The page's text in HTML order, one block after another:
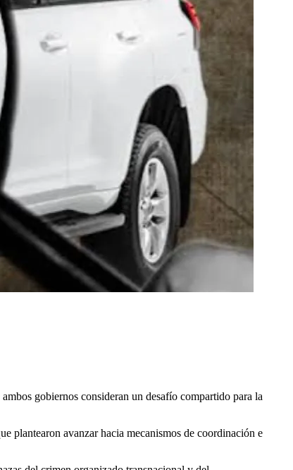
ambos gobiernos consideran un desafío compartido para la
plantearon avanzar hacia mecanismos de coordinación e